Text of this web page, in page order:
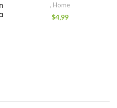
, Home
$4,99